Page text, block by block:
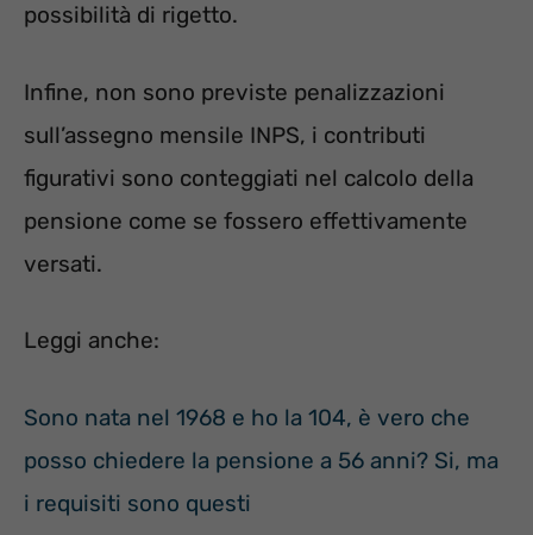
possibilità di rigetto.
Infine, non sono previste penalizzazioni
sull’assegno mensile INPS, i contributi
figurativi sono conteggiati nel calcolo della
pensione come se fossero effettivamente
versati.
Leggi anche:
Sono nata nel 1968 e ho la 104, è vero che
posso chiedere la pensione a 56 anni? Si, ma
i requisiti sono questi